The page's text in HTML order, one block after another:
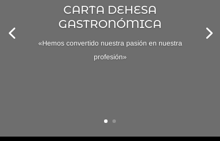
CARTA DEHESA
GASTRONÓMICA
«Hemos convertido nuestra pasión en nuestra
profesión»